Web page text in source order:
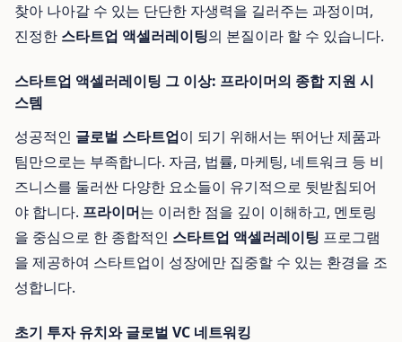
찾아 나아갈 수 있는 단단한 자생력을 길러주는 과정이며,
진정한 스타트업 액셀러레이팅의 본질이라 할 수 있습니다.
스타트업 액셀러레이팅 그 이상: 프라이머의 종합 지원 시
스템
성공적인 글로벌 스타트업이 되기 위해서는 뛰어난 제품과
팀만으로는 부족합니다. 자금, 법률, 마케팅, 네트워크 등 비
즈니스를 둘러싼 다양한 요소들이 유기적으로 뒷받침되어
야 합니다. 프라이머는 이러한 점을 깊이 이해하고, 멘토링
을 중심으로 한 종합적인 스타트업 액셀러레이팅 프로그램
을 제공하여 스타트업이 성장에만 집중할 수 있는 환경을 조
성합니다.
초기 투자 유치와 글로벌 VC 네트워킹